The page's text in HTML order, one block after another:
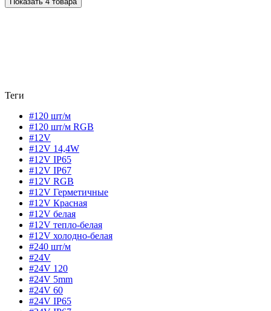
Теги
#120 шт/м
#120 шт/м RGB
#12V
#12V 14,4W
#12V IP65
#12V IP67
#12V RGB
#12V Герметичные
#12V Красная
#12V белая
#12V тепло-белая
#12V холодно-белая
#240 шт/м
#24V
#24V 120
#24V 5mm
#24V 60
#24V IP65